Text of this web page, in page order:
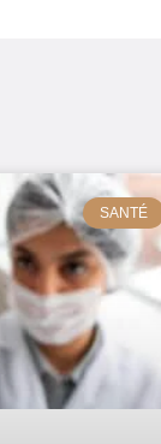
SANTÉ